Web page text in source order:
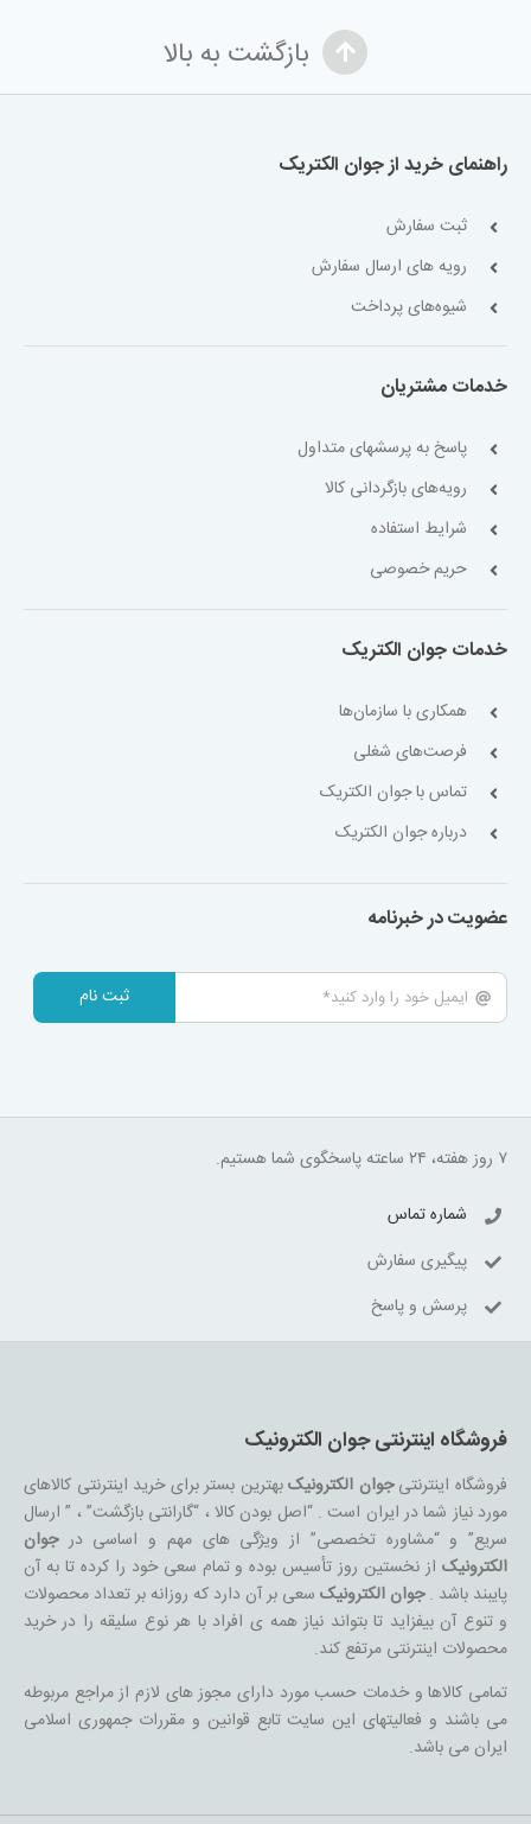
بازگشت به بالا
راهنمای خرید از جوان الکتریک
ثبت سفارش
رویه های ارسال سفارش
شیوه‌های پرداخت
خدمات مشتریان
پاسخ به پرسشهای متداول
رویه‌های بازگردانی کالا
شرایط استفاده
حریم خصوصی
خدمات جوان الکتریک
همکاری با سازمان‌ها
فرصت‌های شغلی
تماس با جوان الکتریک
درباره جوان الکتریک
عضویت در خبرنامه
ثبت نام
۷ روز هفته، ۲۴ ساعته پاسخگوی شما هستیم.
شماره تماس
پیگیری سفارش
پرسش و پاسخ
فروشگاه اینترنتی جوان الکترونیک
فروشگاه اینترنتیجوان الکترونیکبهترین بستر برای خرید اینترنتی کالاهای
مورد نیاز شما در ایران است . “اصل بودن کالا ، “گارانتی بازگشت” ، ” ارسال
سریع” و “مشاوره تخصصی” از ویژگی های مهم و اساسی درجوان
الکترونیکاز نخستین روز تأسیس بوده و تمام سعی خود را کرده تا به آن
پایبند باشد .جوان الکترونیکسعی بر آن دارد که روزانه بر تعداد محصولات
و تنوع آن بیفزاید تا بتواند نیاز همه ی افراد با هر نوع سلیقه را در خرید
محصولات اینترنتی مرتفع کند.
تمامی کالاها و خدمات حسب مورد دارای مجوز های لازم از مراجع مربوطه
می باشند و فعالیتهای این سایت تابع قوانین و مقررات جمهوری اسلامی
ایران می باشد.